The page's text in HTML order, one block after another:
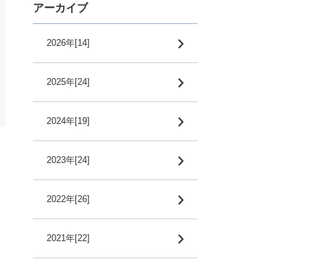
アーカイブ
2026年[14]
2025年[24]
2024年[19]
2023年[24]
2022年[26]
2021年[22]